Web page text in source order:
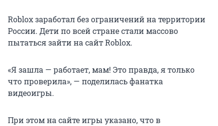
Roblox заработал без ограничений на территории
России. Дети по всей стране стали массово
пытаться зайти на сайт Roblox.
«Я зашла — работает, мам! Это правда, я только
что проверила», — поделилась фанатка
видеоигры.
При этом на сайте игры указано, что в